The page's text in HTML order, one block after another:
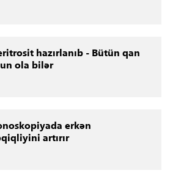
hazırlanıb - Bütün qan
ola bilər
erkən
artırır